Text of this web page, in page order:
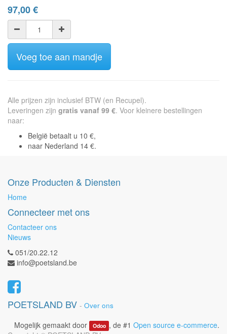
97,00€
Voeg toe aan mandje
Alle prijzen zijn inclusief BTW (en Recupel).
Leveringen zijn gratis vanaf 99 €. Voor kleinere bestellingen
naar:
België betaalt u 10 €,
naar Nederland 14 €.
Onze Producten & Diensten
Home
Connecteer met ons
Contacteer ons
Nieuws
051/20.22.12
info@poetsland.be
POETSLAND BV - Over ons
Mogelijk gemaakt door Odoo , de #1 Open source e-commerce.